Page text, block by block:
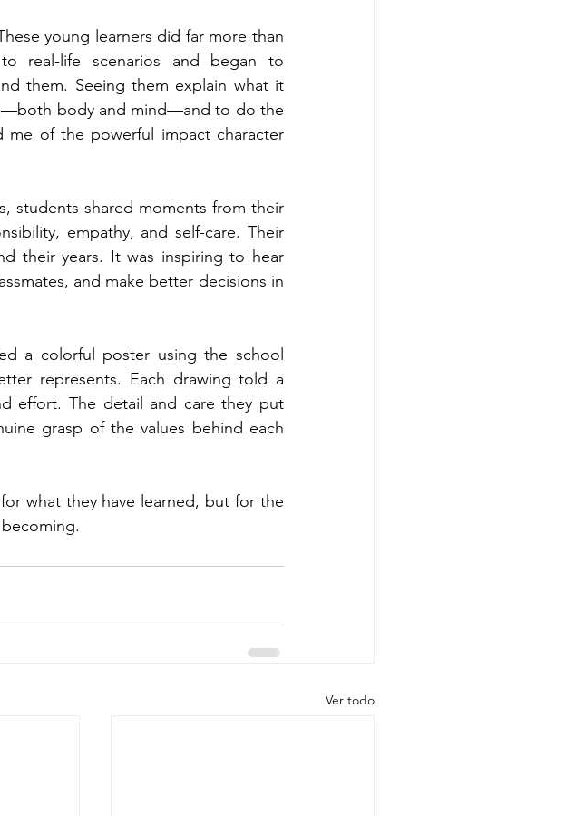
young learners did far more than
real-life scenarios and began to
them. Seeing them explain what it
body and mind—and to do the
of the powerful impact character
students shared moments from their
empathy, and self-care. Their
their years. It was inspiring to hear
and make better decisions in
a colorful poster using the school
represents. Each drawing told a
effort. The detail and care they put
grasp of the values behind each
what they have learned, but for the
Ver todo